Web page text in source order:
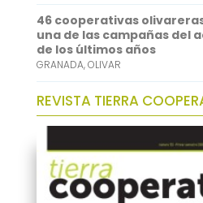
46 cooperativas
una de las campañas del
de los últimos años
GRANADA,OLIVAR
REVISTA TIERRA